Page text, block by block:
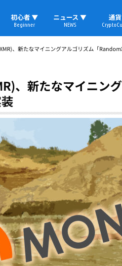
初心者 ▼
Beginner
ニュース ▼
NEWS
通
、新たなマイニングアルゴリズム「
、新たなマイニン